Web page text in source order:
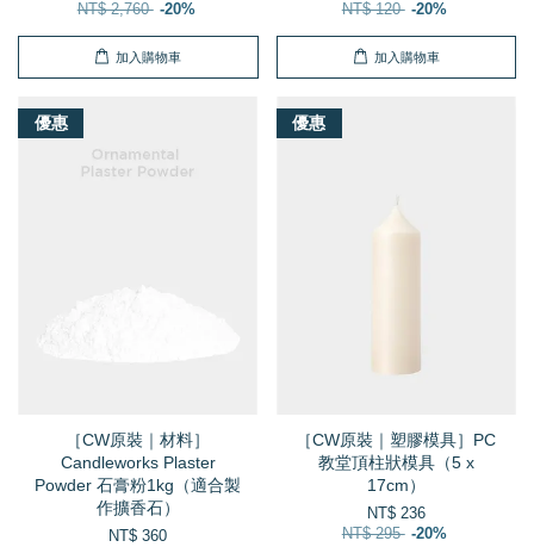
NT$ 2,760 -20%
加入購物車
NT$ 120 -20%
加入購物車
優惠
［CW原裝｜材料］
Candleworks Plaster
Powder 石膏粉1kg（適合製
作擴香石）
NT$ 360
優惠
［CW原裝｜塑膠模具］PC
教堂頂柱狀模具（5 x
17cm）
NT$ 236
NT$ 295 -20%